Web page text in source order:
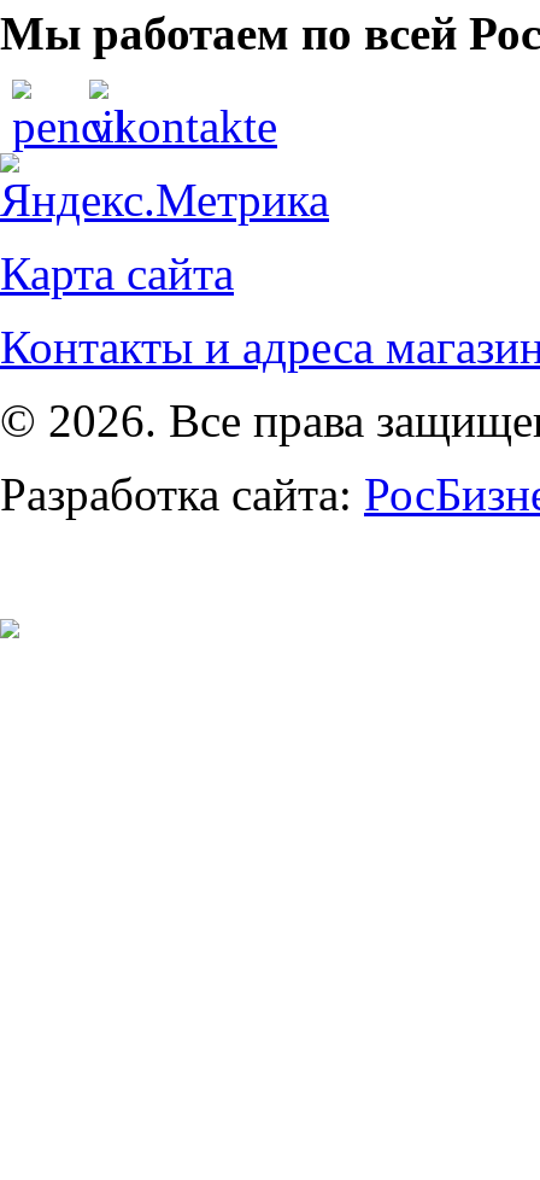
Мы работаем по всей
Карта сайта
Контакты и адреса
© 2026. Все права
Разработка сайта: